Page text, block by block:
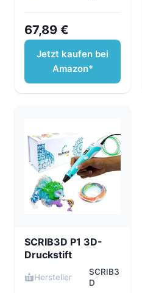
67,89 €
Jetzt kaufen bei
Amazon*
SCRIB3D P1 3D-
Druckstift
Hersteller
SCRIB3
D